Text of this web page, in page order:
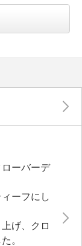
ーバーデ
ーフにし
げ、クロ
。